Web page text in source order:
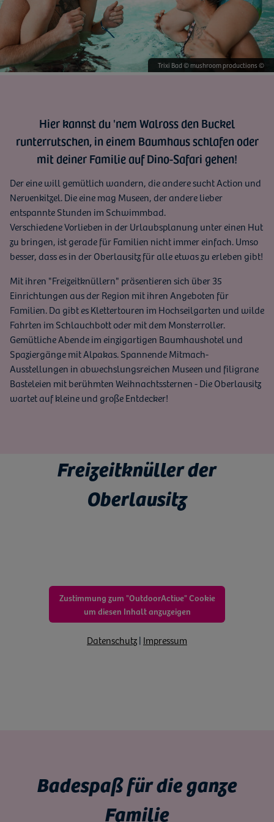
Die Geheime Welt von Turisede © mushroom productions ©
Trixi Bad © mushroom productions ©
Saurierpark Kleinwelka © mushroom productions ©
Hier kannst du 'nem Walross den Buckel
runterrutschen, in einem Baumhaus schlafen oder
mit deiner Familie auf Dino-Safari gehen!
Der eine will gemütlich wandern, die andere sucht Action und
Nervenkitzel. Die eine mag Museen, der andere lieber
entspannte Stunden im Schwimmbad.
Verschiedene Vorlieben in der Urlaubsplanung unter einen Hut
zu bringen, ist gerade für Familien nicht immer einfach. Umso
besser, dass es in der Oberlausitz für alle etwas zu erleben gibt!
Mit ihren "Freizeitknüllern" präsentieren sich über 35
Einrichtungen aus der Region mit ihren Angeboten für
Familien. Da gibt es Klettertouren im Hochseilgarten und wilde
Fahrten im Schlauchbott oder mit dem Monsterroller.
Gemütliche Abende im einzigartigen Baumhaushotel und
Spaziergänge mit Alpakas. Spannende Mitmach-
Ausstellungen in abwechslungsreichen Museen und filigrane
Basteleien mit berühmten Weihnachtssternen - Die Oberlausitz
wartet auf kleine und große Entdecker!
Freizeitknüller der
Oberlausitz
Zustimmung zum "OutdoorActive" Cookie
um diesen Inhalt anzuzeigen
Datenschutz| Impressum
Badespaß für die ganze
Familie